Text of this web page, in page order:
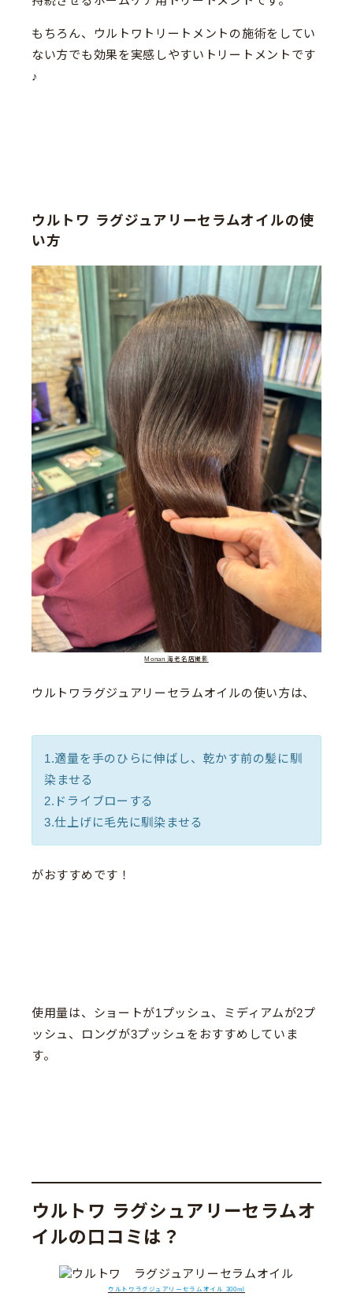
もちろん、ウルトワトリートメントの施術をしてい
ない方でも効果を実感しやすいトリートメントです
♪
ウルトワ ラグジュアリーセラムオイルの使
い方
Monan 海老名店撮影
ウルトワラグジュアリーセラムオイルの使い方は、
1.適量を手のひらに伸ばし、乾かす前の髪に馴
染ませる
2.ドライブローする
3.仕上げに毛先に馴染ませる
がおすすめです！
使用量は、ショートが1プッシュ、ミディアムが2プ
ッシュ、ロングが3プッシュをおすすめしていま
す。
ウルトワ ラグシュアリーセラムオ
イルの口コミは？
ウルトワラグジュアリーセラムオイル 300ml